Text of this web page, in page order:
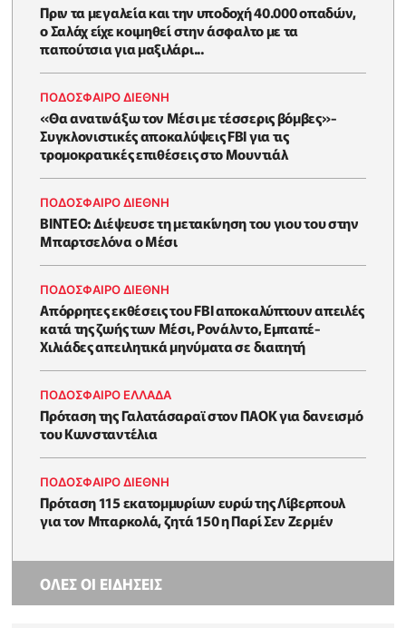
Πριν τα μεγαλεία και την υποδοχή 40.000 οπαδών,
ο Σαλάχ είχε κοιμηθεί στην άσφαλτο με τα
παπούτσια για μαξιλάρι...
ΠΟΔΟΣΦΑΙΡΟ ΔΙΕΘΝΗ
«Θα ανατινάξω τον Μέσι με τέσσερις βόμβες»-
Συγκλονιστικές αποκαλύψεις FBI για τις
τρομοκρατικές επιθέσεις στο Μουντιάλ
ΠΟΔΟΣΦΑΙΡΟ ΔΙΕΘΝΗ
BINTEO: Διέψευσε τη μετακίνηση του γιου του στην
Μπαρτσελόνα ο Μέσι
ΠΟΔΟΣΦΑΙΡΟ ΔΙΕΘΝΗ
Απόρρητες εκθέσεις του FBI αποκαλύπτουν απειλές
κατά της ζωής των Μέσι, Ρονάλντο, Εμπαπέ-
Χιλιάδες απειλητικά μηνύματα σε διαιτητή
ΠΟΔΟΣΦΑΙΡΟ ΕΛΛΑΔΑ
Πρόταση της Γαλατάσαραϊ στον ΠΑΟΚ για δανεισμό
του Κωνσταντέλια
ΠΟΔΟΣΦΑΙΡΟ ΔΙΕΘΝΗ
Πρόταση 115 εκατομμυρίων ευρώ της Λίβερπουλ
για τον Μπαρκολά, ζητά 150 η Παρί Σεν Ζερμέν
ΟΛΕΣ ΟΙ ΕΙΔΗΣΕΙΣ